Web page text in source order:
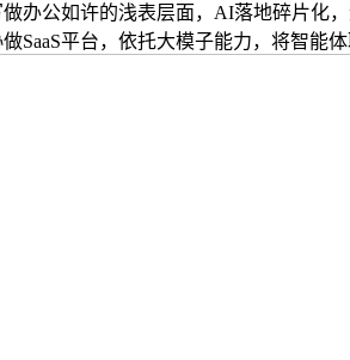
办公如许的浅表层面，AI落地碎片
SaaS平台，依托大模子能力，将智